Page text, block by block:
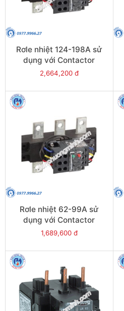
Rơle nhiệt 124-198A sử
dụng với Contactor
LC1E200 - Model LRE483
2,664,200 đ
Rơle nhiệt 62-99A sử
dụng với Contactor
LC1E120-E160 - Model
1,689,600 đ